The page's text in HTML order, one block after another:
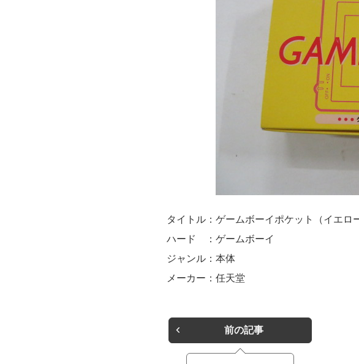
タイトル：ゲームボーイポケット（イエロ
ハード ：ゲームボーイ
ジャンル：本体
メーカー：任天堂
前の記事